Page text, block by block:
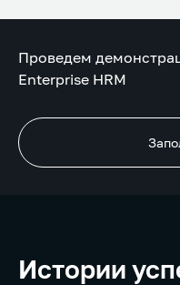
Проведем
Enterprise HRM
Истории